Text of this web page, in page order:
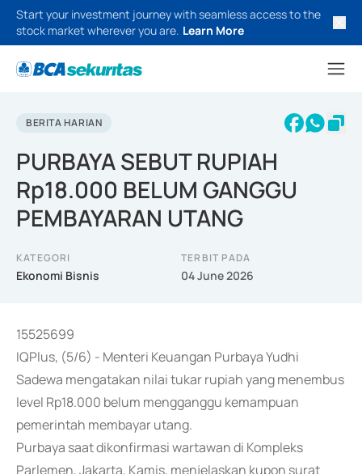
Start your investment journey with seamless access to the
stock market wherever you are. Learn More
BERITA HARIAN
PURBAYA SEBUT RUPIAH
Rp18.000 BELUM GANGGU
PEMBAYARAN UTANG
KATEGORI
Ekonomi Bisnis
TERBIT PADA
04 June 2026
15525699
IQPlus, (5/6) - Menteri Keuangan Purbaya Yudhi
Sadewa mengatakan nilai tukar rupiah yang menembus
level Rp18.000 belum mengganggu kemampuan
pemerintah membayar utang.
Purbaya saat dikonfirmasi wartawan di Kompleks
Parlemen, Jakarta, Kamis, menjelaskan kupon surat